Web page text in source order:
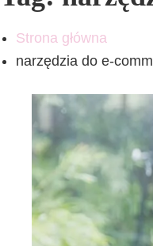
Strona główna
narzędzia do e-